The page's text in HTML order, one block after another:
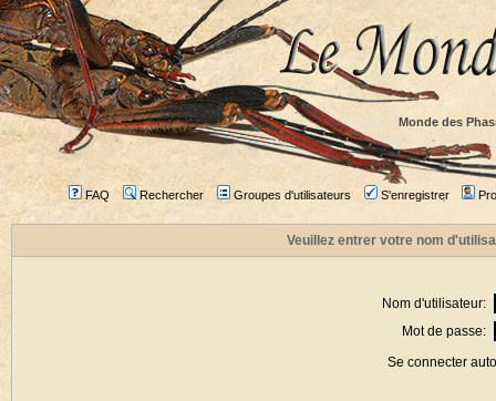
Monde des
FAQ Rechercher Groupes d'utilisateurs S'enregistrer
Veuillez entrer votre nom
Nom d'utilisateur:
Mot de passe:
Se connecter